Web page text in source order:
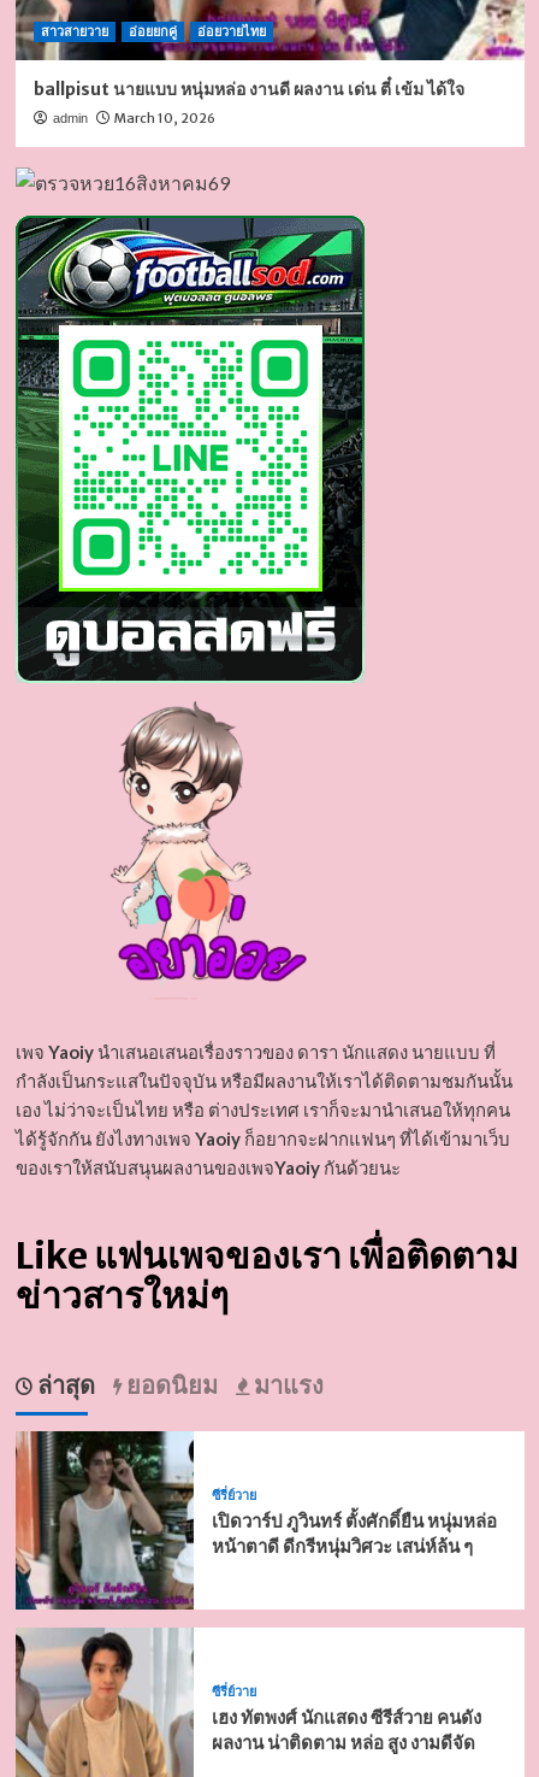
สาวสายวาย อ่อยยกคู่ อ่อยวายไทย
ballpisut นายแบบ หนุ่มหล่อ งานดี ผลงาน เด่น ตี๋ เข้ม ได้ใจ
admin March 10, 2026
เพจ Yaoiyนำเสนอเสนอเรื่องราวของ ดารา นักแสดง นายแบบ ที่
กำลังเป็นกระแสในปัจจุบัน หรือมีผลงานให้เราได้ติดตามชมกันนั้น
เอง ไม่ว่าจะเป็นไทย หรือ ต่างประเทศ เราก็จะมานำเสนอให้ทุกคน
ได้รู้จักกัน ยังไงทางเพจ Yaoiyก็อยากจะฝากแฟนๆ ที่ได้เข้ามาเว็บ
ของเราให้สนับสนุนผลงานของเพจYaoiyกันด้วยนะ
Like แฟนเพจของเรา เพื่อติดตาม
ข่าวสารใหม่ๆ
ล่าสุด ยอดนิยม มาแรง
ซีรี่ย์วาย
เปิดวาร์ป ภูวินทร์ ตั้งศักดิ์ยืน หนุ่มหล่อ
หน้าตาดี ดีกรีหนุ่มวิศวะ เสน่ห์ล้น ๆ
ซีรี่ย์วาย
เฮง ทัตพงศ์ นักแสดง ซีรีส์วาย คนดัง
ผลงาน น่าติดตาม หล่อ สูง งามดีจัด